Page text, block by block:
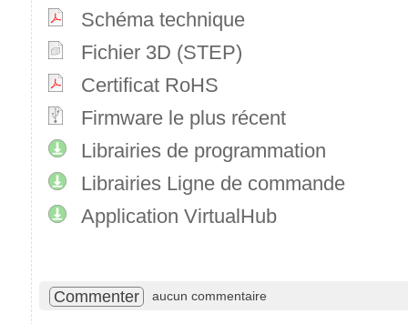
Schéma technique
Fichier 3D (STEP)
Certificat RoHS
Firmware le plus récent
Librairies de programmation
Librairies Ligne de commande
Application VirtualHub
Commenter aucun commentaire